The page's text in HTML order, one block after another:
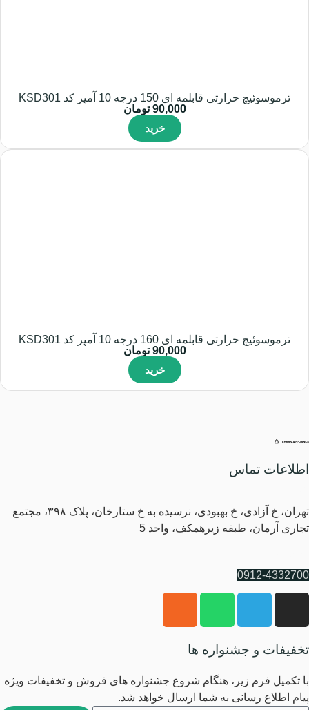
ترموسوئیچ حرارتی قابلمه ای 150 درجه 10 آمپر کد KSD301
90,000 تومان
خرید
ترموسوئیچ حرارتی قابلمه ای 160 درجه 10 آمپر کد KSD301
90,000 تومان
خرید
اطلاعات تماس
تهران، خ آزادی، خ بهبودی، نرسیده به خ ستارخان، پلاک ۳۹۸، مجتمع
تجاری آرمان، طبقه زیرهمکف، واحد 5
0912-4332700
تخفیفات و جشنواره ها
با تکمیل فرم زیر، هنگام شروع جشنواره های فروش و تخفیفات ویژه
پیام اطلاع رسانی به شما ارسال خواهد شد.